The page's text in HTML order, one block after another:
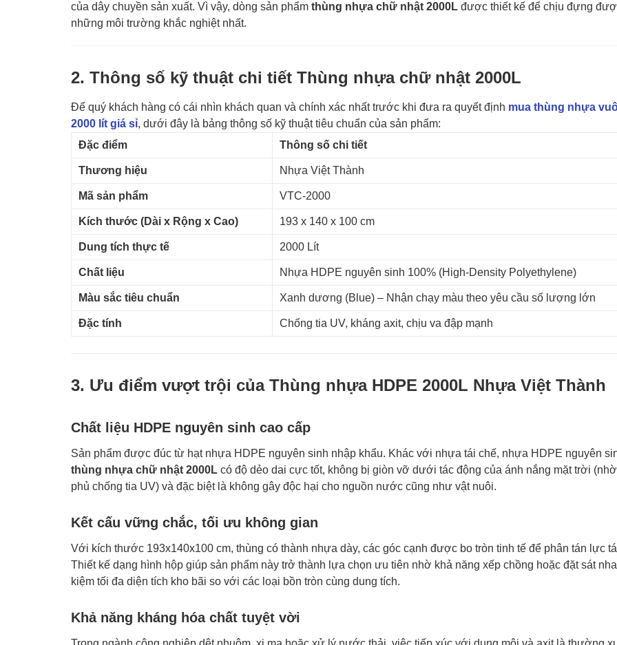
của dây chuyền sản xuất. Vì vậy, dòng sản phẩm thùng nhựa chữ nhật 2000L được thiết kế để chịu đựng
những môi trường khắc nghiệt nhất.
2. Thông số kỹ thuật chi tiết Thùng nhựa chữ nhật 2000L
Để quý khách hàng có cái nhìn khách quan và chính xác nhất trước khi đưa ra quyết định mua thùng nhựa
2000 lít giá sỉ, dưới đây là bảng thông số kỹ thuật tiêu chuẩn của sản phẩm:
Đặc điểm
Thông số chi tiết
Thương hiệu Nhựa Việt Thành
Mã sản phẩm VTC-2000
Kích thước (Dài x Rộng x Cao) 193 x 140 x 100 cm
Dung tích thực tế 2000 Lít
Chất liệu Nhựa HDPE nguyên sinh 100% (High-Density Polyethylene)
Màu sắc tiêu chuẩn Xanh dương (Blue) – Nhận chạy màu theo yêu cầu số lượng lớn
Đặc tính Chống tia UV, kháng axit, chịu va đập mạnh
3. Ưu điểm vượt trội của Thùng nhựa HDPE 2000L Nhựa Việt Thành
Chất liệu HDPE nguyên sinh cao cấp
Sản phẩm được đúc từ hạt nhựa HDPE nguyên sinh nhập khẩu. Khác với nhựa tái chế, nhựa HDPE nguyên
thùng nhựa chữ nhật 2000L có độ dẻo dai cực tốt, không bị giòn vỡ dưới tác động của ánh nắng mặt trời
phủ chống tia UV) và đặc biệt là không gây độc hại cho nguồn nước cũng như vật nuôi.
Kết cấu vững chắc, tối ưu không gian
Với kích thước 193x140x100 cm, thùng có thành nhựa dày, các góc cạnh được bo tròn tinh tế để phân tán lực
Thiết kế dạng hình hộp giúp sản phẩm này trở thành lựa chọn ưu tiên nhờ khả năng xếp chồng hoặc đặt sát
kiệm tối đa diện tích kho bãi so với các loại bồn tròn cùng dung tích.
Khả năng kháng hóa chất tuyệt vời